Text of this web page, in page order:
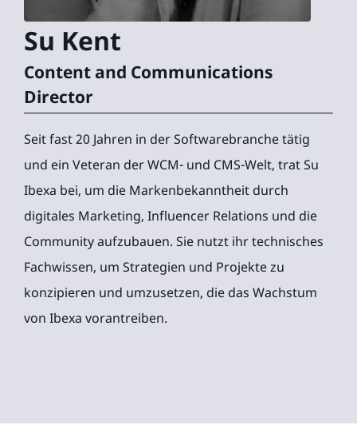
Su Kent
Content and Communications
Director
Seit fast 20 Jahren in der Softwarebranche tätig
und ein Veteran der WCM- und CMS-Welt, trat Su
Ibexa bei, um die Markenbekanntheit durch
digitales Marketing, Influencer Relations und die
Community aufzubauen. Sie nutzt ihr technisches
Fachwissen, um Strategien und Projekte zu
konzipieren und umzusetzen, die das Wachstum
von Ibexa vorantreiben.